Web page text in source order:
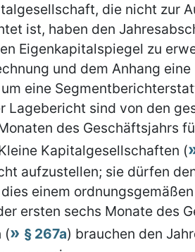
die nicht zur
ist, haben den
Eigenkapitalspiegel zu
und dem Anhang
eine
Lagebericht sind von den
des Geschäftsjahrs
Kapitalgesellschaften (
aufzustellen; sie dürfen
einem
ersten sechs Monate des
( § 267a) brauchen den